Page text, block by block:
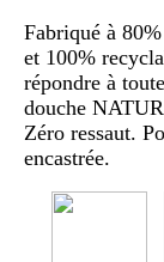
Fabriqué à
et 100%
répondre à
douche
Zéro ressaut.
encastrée.